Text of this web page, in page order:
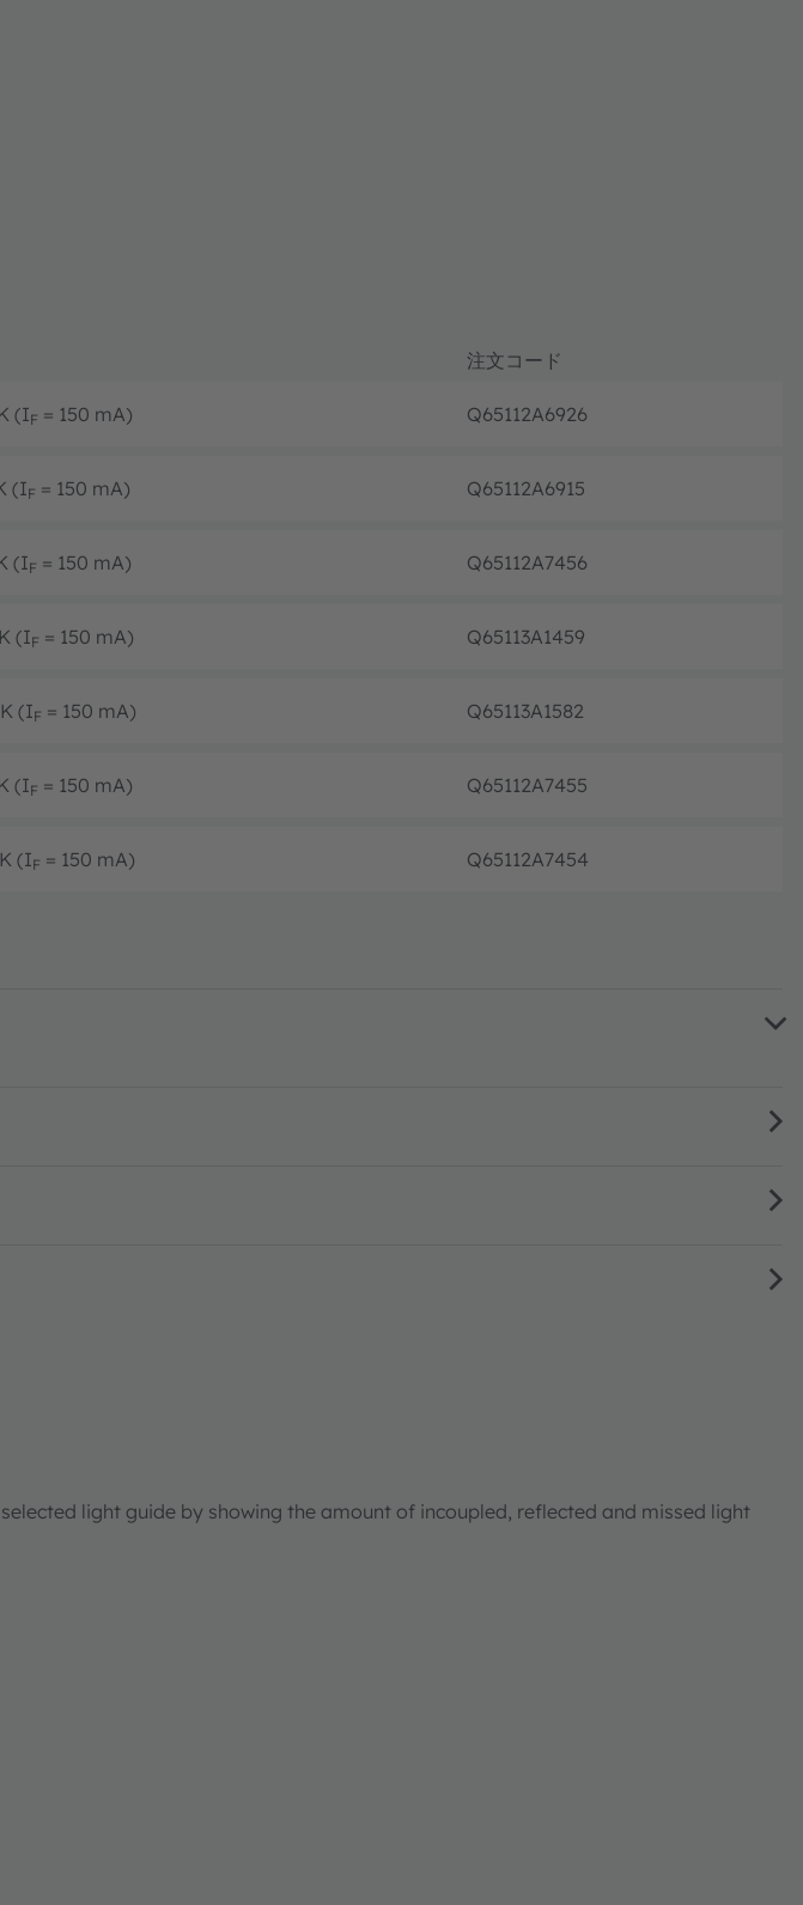
注文コード
(IF = 150 mA) Q65112A6926
(IF = 150 mA) Q65112A6915
(IF = 150 mA) Q65112A7456
(IF = 150 mA) Q65113A1459
(IF = 150 mA) Q65113A1582
(IF = 150 mA) Q65112A7455
(IF = 150 mA) Q65112A7454
light guide by showing the amount of incoupled, reflected and missed light